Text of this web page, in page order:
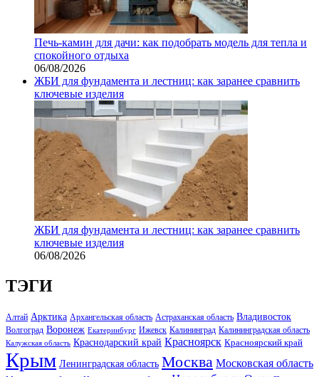
Печь-камин для дачи: как подобрать модель для тепла и
спокойного отдыха
06/08/2026
ЖБИ для фундамента и лестниц: как заранее сравнить
ключевые изделия
ЖБИ для фундамента и лестниц: как заранее сравнить
ключевые изделия
06/08/2026
ТЭГИ
Алтай Арктика Архангельская область Астраханская область Владивосток
Волгоград Воронеж Екатеринбург Ижевск Калининград Калининградская область
Калужская область Краснодарский край Красноярск Красноярский край
Крым Ленинградская область Москва Московская область